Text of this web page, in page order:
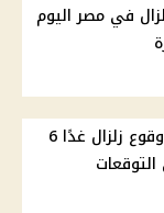
في مصر اليوم
البحوث الفلكية تحسم مزاعم وقوع زلزال غدًا 6